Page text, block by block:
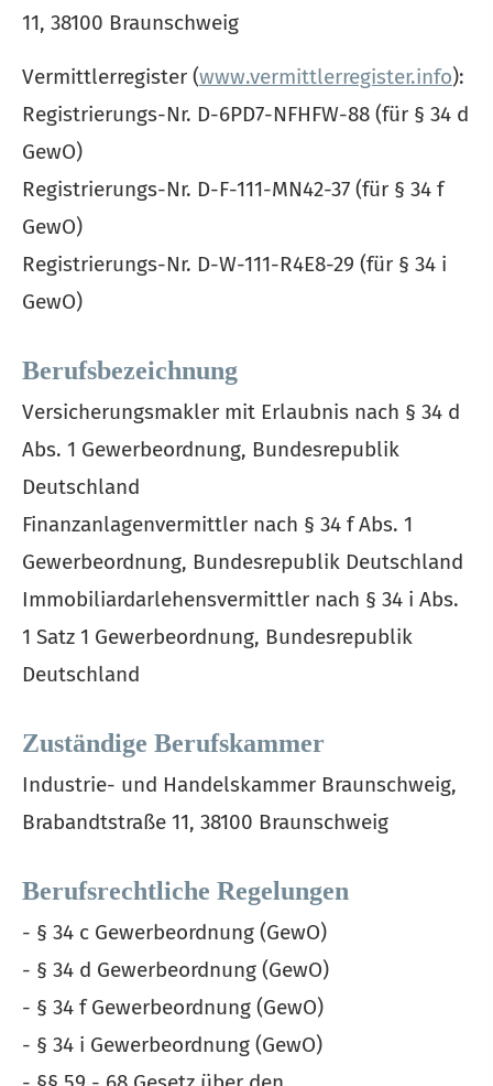
11, 38100 Braunschweig
Vermittlerregister (www.vermittlerregister.info):
Registrierungs-Nr. D-6PD7-NFHFW-88 (für § 34 d
GewO)
Registrierungs-Nr. D-F-111-MN42-37 (für § 34 f
GewO)
Registrierungs-Nr. D-W-111-R4E8-29 (für § 34 i
GewO)
Berufsbezeichnung
Ver­sicherungs­makler mit Erlaubnis nach § 34 d
Abs. 1 Gewerbeordnung, Bundesrepublik
Deutschland
Finanzanlagenvermittler nach § 34 f Abs. 1
Gewerbeordnung, Bundesrepublik Deutschland
Immobiliardarlehensvermittler nach § 34 i Abs.
1 Satz 1 Gewerbeordnung, Bundesrepublik
Deutschland
Zuständige Berufskammer
Industrie- und Handelskammer Braunschweig,
Brabandtstraße 11, 38100 Braunschweig
Berufsrechtliche Regelungen
- § 34 c Gewerbeordnung (GewO)
- § 34 d Gewerbeordnung (GewO)
- § 34 f Gewerbeordnung (GewO)
- § 34 i Gewerbeordnung (GewO)